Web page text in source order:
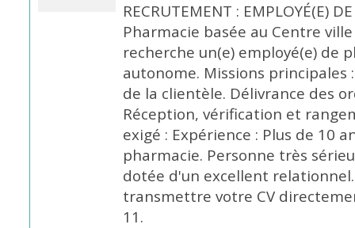
RECRUTEMENT : EMPLOYÉ(E)
Pharmacie basée au Centre ville
recherche un(e) employé(e) de
autonome. Missions principales
de la clientèle. Délivrance des
Réception, vérification et
exigé : Expérience : Plus de 10
pharmacie. Personne très
dotée d'un excellent
transmettre votre CV
11.